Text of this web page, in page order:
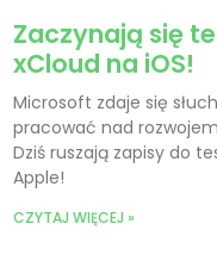
Zaczynają się
xCloud na iOS!
Microsoft zdaje się
pracować nad
Dziś ruszają zapisy do
Apple!
CZYTAJ WIĘCEJ »